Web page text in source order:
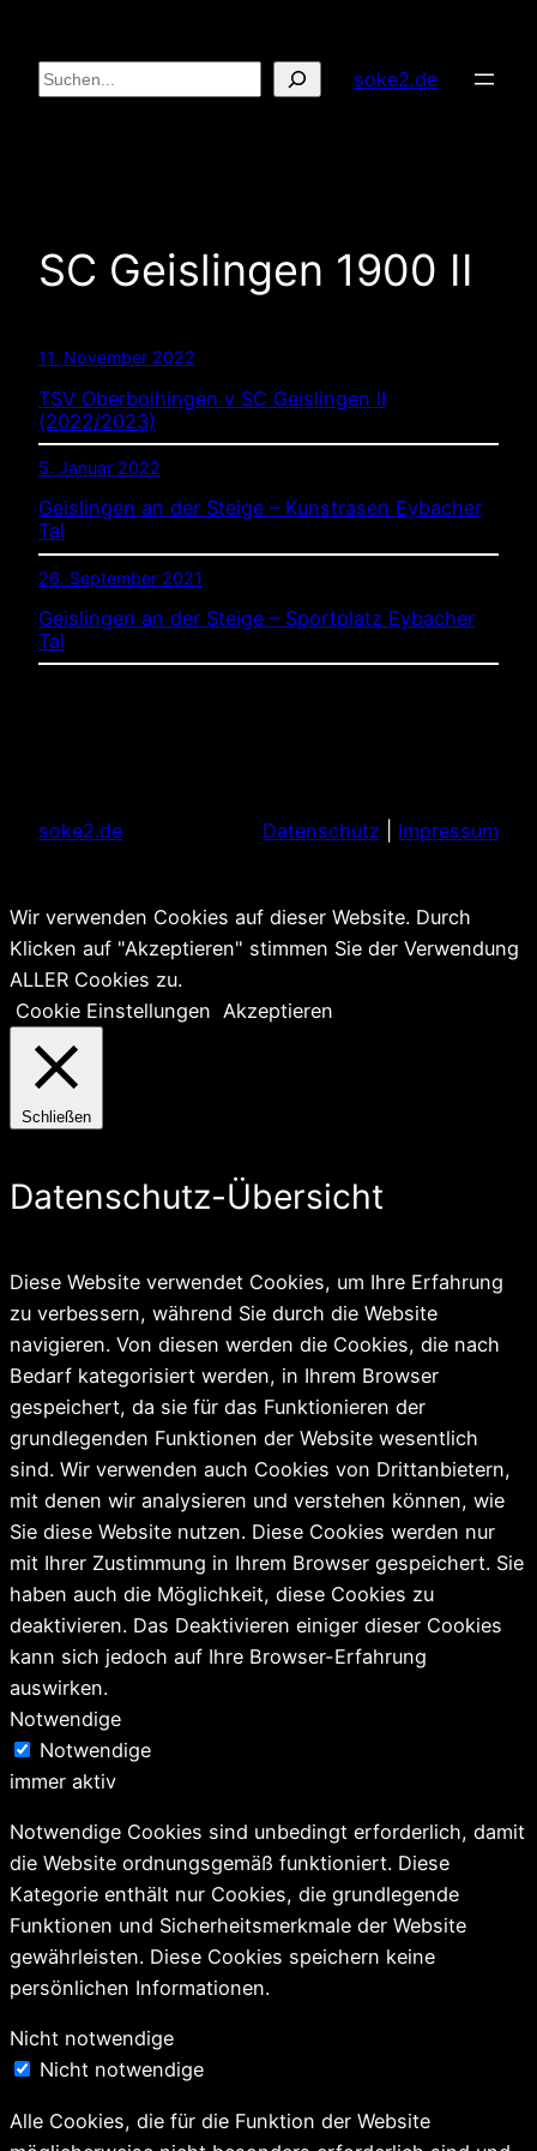
Inhalt
springen
Suchen soke2.de
SC Geislingen 1900 II
11. November 2022
TSV Oberboihingen v SC Geislingen II
(2022/2023)
5. Januar 2022
Geislingen an der Steige – Kunstrasen Eybacher
Tal
26. September 2021
Geislingen an der Steige – Sportplatz Eybacher
Tal
soke2.de Datenschutz Impressum
Wir verwenden Cookies auf dieser Website. Durch
Klicken auf "Akzeptieren" stimmen Sie der Verwendung
ALLER Cookies zu.
Cookie Einstellungen Akzeptieren
Schließen
Datenschutz-Übersicht
Diese Website verwendet Cookies, um Ihre Erfahrung
zu verbessern, während Sie durch die Website
navigieren. Von diesen werden die Cookies, die nach
Bedarf kategorisiert werden, in Ihrem Browser
gespeichert, da sie für das Funktionieren der
grundlegenden Funktionen der Website wesentlich
sind. Wir verwenden auch Cookies von Drittanbietern,
mit denen wir analysieren und verstehen können, wie
Sie diese Website nutzen. Diese Cookies werden nur
mit Ihrer Zustimmung in Ihrem Browser gespeichert. Sie
haben auch die Möglichkeit, diese Cookies zu
deaktivieren. Das Deaktivieren einiger dieser Cookies
kann sich jedoch auf Ihre Browser-Erfahrung
auswirken.
Notwendige
Notwendige
immer aktiv
Notwendige Cookies sind unbedingt erforderlich, damit
die Website ordnungsgemäß funktioniert. Diese
Kategorie enthält nur Cookies, die grundlegende
Funktionen und Sicherheitsmerkmale der Website
gewährleisten. Diese Cookies speichern keine
persönlichen Informationen.
Nicht notwendige
Nicht notwendige
Alle Cookies, die für die Funktion der Website